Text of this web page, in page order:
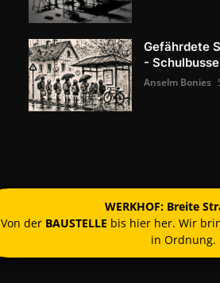
Gefährdete
-
Anselm Bonies
WERKHOF: Breite
Von der BAUSTELLE bis hier her. Wir
in Ordnung.